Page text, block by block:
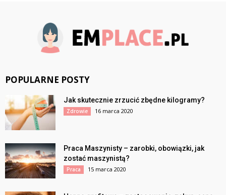
POPULARNE POSTY
Jak skutecznie zrzucić zbędne kilogramy?
Zdrowie 16 marca 2020
Praca Maszynisty – zarobki, obowiązki, jak
zostać maszynistą?
Praca 15 marca 2020